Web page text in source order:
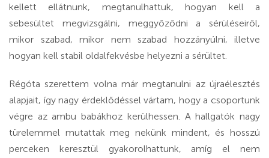
kellett ellátnunk, megtanulhattuk, hogyan kell a
sebesültet megvizsgálni, meggyőződni a sérüléseiről,
mikor szabad, mikor nem szabad hozzányúlni, illetve
hogyan kell stabil oldalfekvésbe helyezni a sérültet.
Régóta szerettem volna már megtanulni az újraélesztés
alapjait, így nagy érdeklődéssel vártam, hogy a csoportunk
végre az ambu babákhoz kerülhessen. A hallgatók nagy
türelemmel mutattak meg nekünk mindent, és hosszú
perceken keresztül gyakorolhattunk, amíg el nem